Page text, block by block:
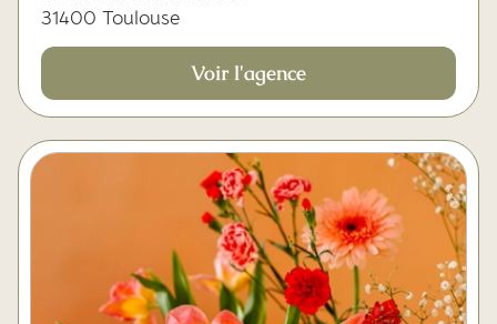
31400 Toulouse
Voir l'agence